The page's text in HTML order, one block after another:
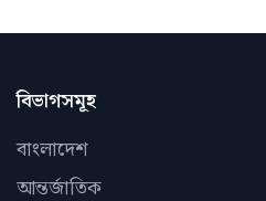
বিভাগসমূহ
বাংলাদেশ
আন্তর্জাতিক